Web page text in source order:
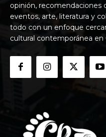
opinión, recomendaciones
eventos, arte, literatura y
todo con un enfoque
cultural contemporánea en